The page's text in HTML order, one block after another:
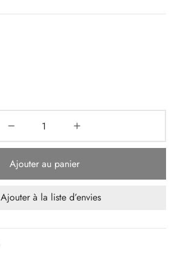
Ajouter au panier
Ajouter à la liste d’envies